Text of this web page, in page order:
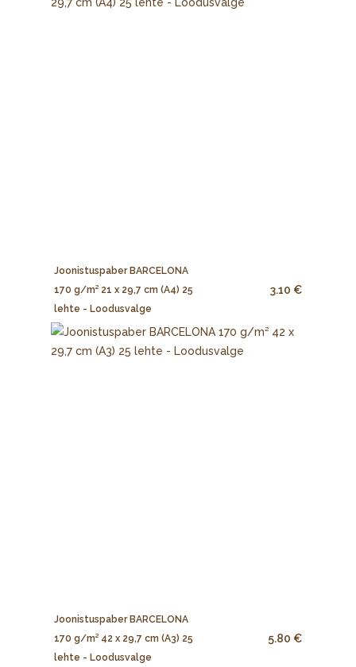
Joonistuspaber BARCELONA
170 g/m² 21 x 29,7 cm (A4) 25
lehte - Loodusvalge
3.10 €
Joonistuspaber BARCELONA
170 g/m² 42 x 29,7 cm (A3) 25
lehte - Loodusvalge
5.80 €